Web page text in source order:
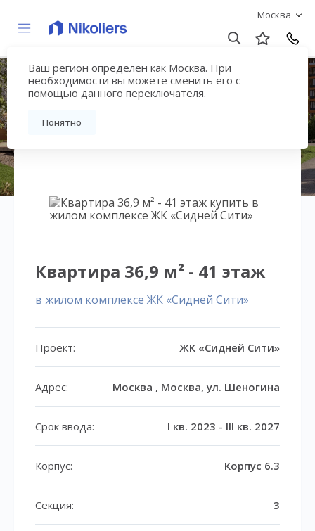
Москва
Ваш регион определен как Москва. При
необходимости вы можете сменить его с
помощью данного переключателя.
Понятно
ЖК «Сидней Сити»
Вернуться на страницу жилого комплекса
Квартира 36,9 м² - 41 этаж
в жилом комплексе ЖК «Сидней Сити»
Проект: ЖК «Сидней Сити»
Адрес: Москва , Москва, ул. Шеногина
Срок ввода: I кв. 2023 - III кв. 2027
Корпус: Корпус 6.3
Секция: 3